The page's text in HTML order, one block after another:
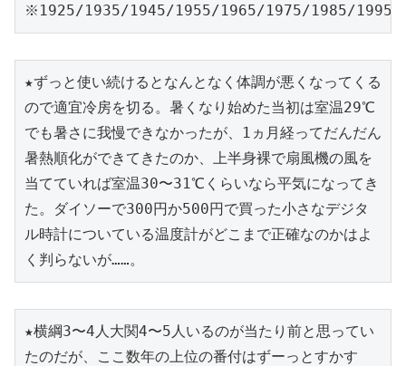
※1925/1935/1945/1955/1965/1975/1985/1995/
★ずっと使い続けるとなんとなく体調が悪くなってくる
ので適宜冷房を切る。暑くなり始めた当初は室温29℃
でも暑さに我慢できなかったが、1ヵ月経ってだんだん
暑熱順化ができてきたのか、上半身裸で扇風機の風を
当てていれば室温30〜31℃くらいなら平気になってき
た。ダイソーで300円か500円で買った小さなデジタ
ル時計についている温度計がどこまで正確なのかはよ
く判らないが……。
★横綱3〜4人大関4〜5人いるのが当たり前と思ってい
たのだが、ここ数年の上位の番付はずーっとすかす